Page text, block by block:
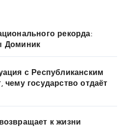
рекорда:
Доминик
с Республиканским
чему государство отдаёт
к жизни